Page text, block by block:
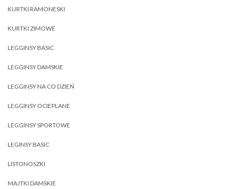
KURTKI RAMONESKI
KURTKI ZIMOWE
LEGGINSY BASIC
LEGGINSY DAMSKIE
LEGGINSY NA CO DZIEŃ
LEGGINSY OCIEPLANE
LEGGINSY SPORTOWE
LEGINSY BASIC
LISTONOSZKI
MAJTKI DAMSKIE